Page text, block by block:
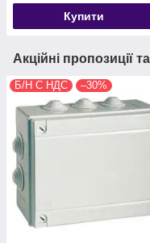
Купити
Акційні пропозиції
Б/Н С НДС –30%